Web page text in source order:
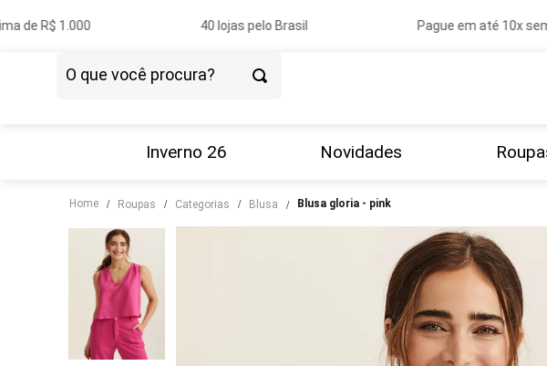
de R$ 1.000 40 lojas pelo Brasil Pague em até 10x sem
Inverno 26 Novidades
Home roupas categorias blusa blusa gloria - pink
3º
calça
blusa
tricot
camisa
º
couro